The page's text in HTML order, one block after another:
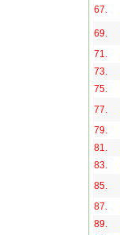
67.
69.
71.
73.
75.
77.
79.
81.
83.
85.
87.
89.